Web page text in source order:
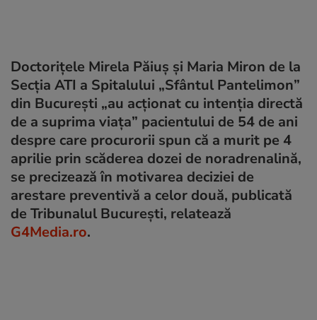
Doctorițele Mirela Păiuș și Maria Miron de la
Secţia ATI a Spitalului „Sfântul Pantelimon”
din București „au acționat cu intenția directă
de a suprima viața” pacientului de 54 de ani
despre care procurorii spun că a murit pe 4
aprilie prin scăderea dozei de noradrenalină,
se precizează în motivarea deciziei de
arestare preventivă a celor două, publicată
de Tribunalul București, relatează
G4Media.ro.